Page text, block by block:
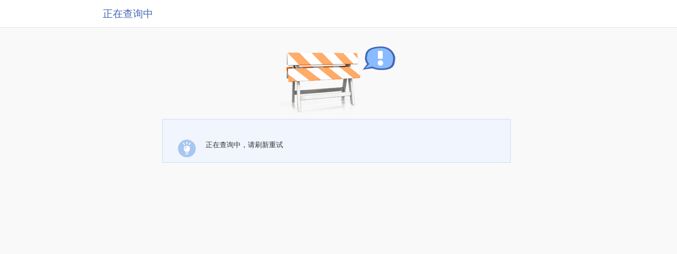
正在查询中
正在查询中，请刷新重试